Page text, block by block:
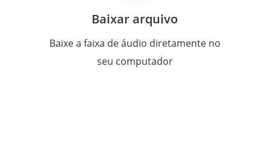
Baixar arquivo
Baixe a faixa de áudio diretamente no
seu computador